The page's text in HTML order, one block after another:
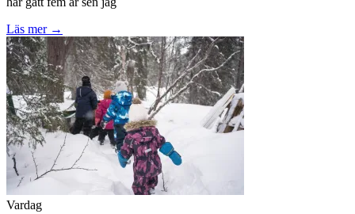
Läs mer →
Vardag